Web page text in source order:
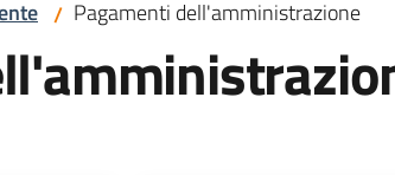
/ Pagamenti dell'amministrazione